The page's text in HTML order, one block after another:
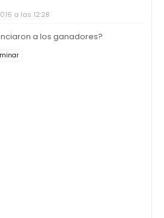
a las 12:28
a los ganadores?